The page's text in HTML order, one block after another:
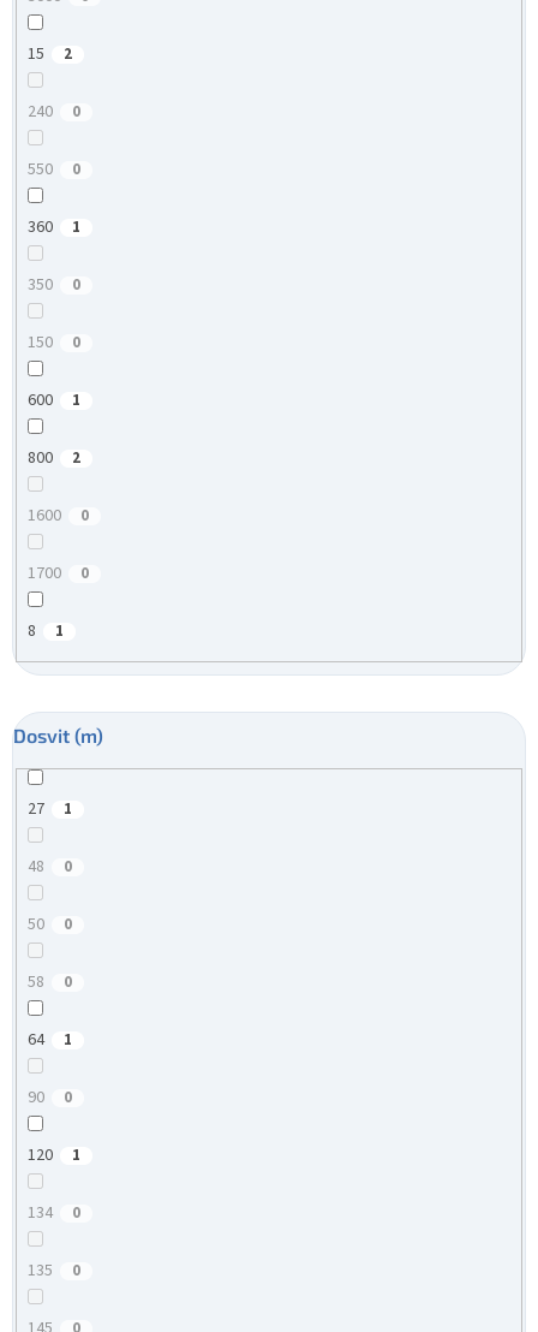
15 2
240 0
550 0
360 1
350 0
150 0
600 1
800 2
1600 0
1700 0
8 1
Dosvit (m)
27 1
48 0
50 0
58 0
64 1
90 0
120 1
134 0
135 0